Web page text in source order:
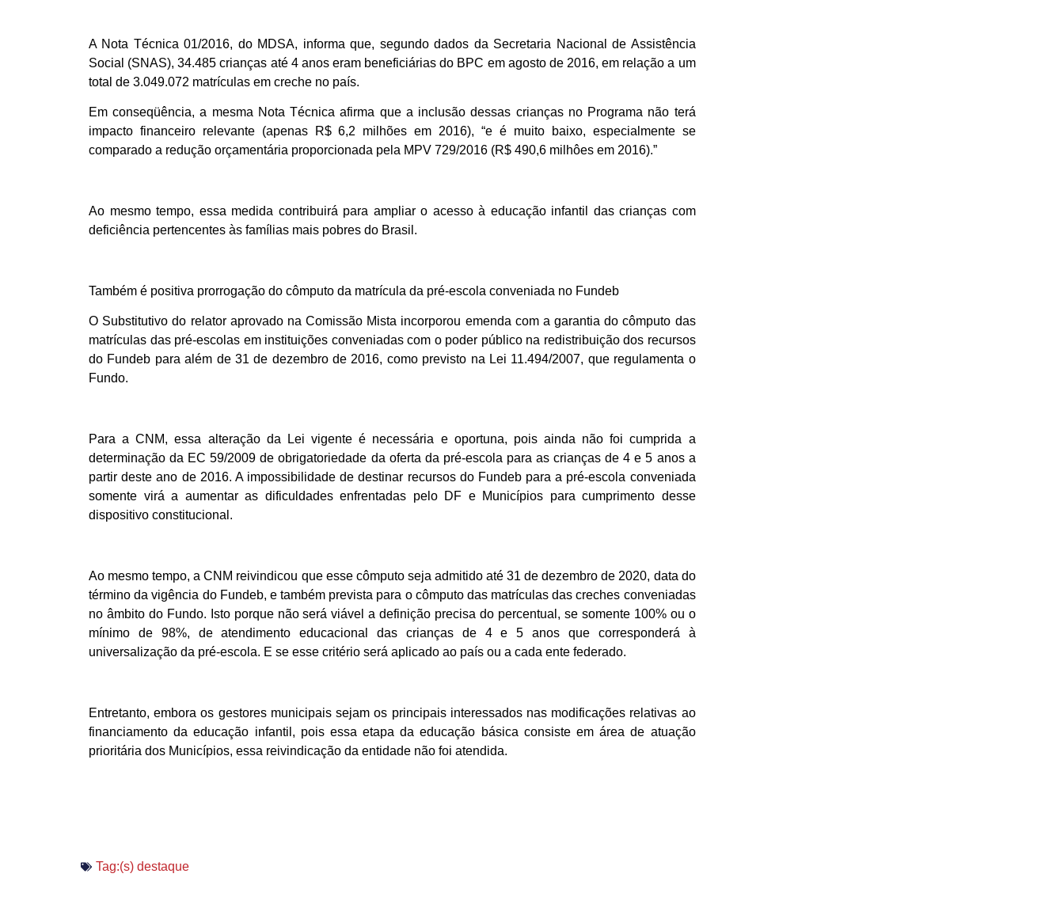
A Nota Técnica 01/2016, do MDSA, informa que, segundo dados da Secretaria Nacional de Assistência
Social (SNAS), 34.485 crianças até 4 anos eram beneficiárias do BPC em agosto de 2016, em relação a um
total de 3.049.072 matrículas em creche no país.
Em conseqüência, a mesma Nota Técnica afirma que a inclusão dessas crianças no Programa não terá
impacto financeiro relevante (apenas R$ 6,2 milhões em 2016), “e é muito baixo, especialmente se
comparado a redução orçamentária proporcionada pela MPV 729/2016 (R$ 490,6 milhôes em 2016).”
Ao mesmo tempo, essa medida contribuirá para ampliar o acesso à educação infantil das crianças com
deficiência pertencentes às famílias mais pobres do Brasil.
Também é positiva prorrogação do cômputo da matrícula da pré-escola conveniada no Fundeb
O Substitutivo do relator aprovado na Comissão Mista incorporou emenda com a garantia do cômputo das
matrículas das pré-escolas em instituições conveniadas com o poder público na redistribuição dos recursos
do Fundeb para além de 31 de dezembro de 2016, como previsto na Lei 11.494/2007, que regulamenta o
Fundo.
Para a CNM, essa alteração da Lei vigente é necessária e oportuna, pois ainda não foi cumprida a
determinação da EC 59/2009 de obrigatoriedade da oferta da pré-escola para as crianças de 4 e 5 anos a
partir deste ano de 2016. A impossibilidade de destinar recursos do Fundeb para a pré-escola conveniada
somente virá a aumentar as dificuldades enfrentadas pelo DF e Municípios para cumprimento desse
dispositivo constitucional.
Ao mesmo tempo, a CNM reivindicou que esse cômputo seja admitido até 31 de dezembro de 2020, data do
término da vigência do Fundeb, e também prevista para o cômputo das matrículas das creches conveniadas
no âmbito do Fundo. Isto porque não será viável a definição precisa do percentual, se somente 100% ou o
mínimo de 98%, de atendimento educacional das crianças de 4 e 5 anos que corresponderá à
universalização da pré-escola. E se esse critério será aplicado ao país ou a cada ente federado.
Entretanto, embora os gestores municipais sejam os principais interessados nas modificações relativas ao
financiamento da educação infantil, pois essa etapa da educação básica consiste em área de atuação
prioritária dos Municípios, essa reivindicação da entidade não foi atendida.
Tag:(s) destaque